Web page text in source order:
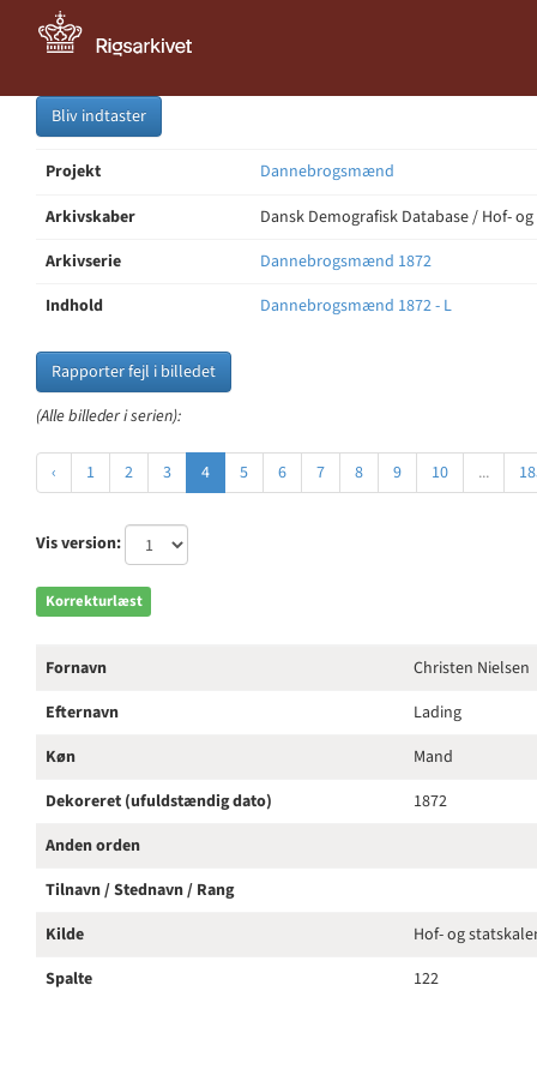
Bliv indtaster
Projekt
Dannebrogsmænd
Arkivskaber
Dansk Demografisk Database / Hof-
Arkivserie
Dannebrogsmænd 1872
Indhold
Dannebrogsmænd 1872 - L
Rapporter fejl i billedet
(Alle billeder i serien):
‹ 1 2 3 4 5 6 7 8 9 10 ...
Vis version:
Korrekturlæst
Fornavn
Christen Nielsen
Efternavn
Lading
Køn
Mand
Dekoreret (ufuldstændig dato)
1872
Anden orden
Tilnavn / Stednavn / Rang
Kilde
Hof- og
Spalte
122